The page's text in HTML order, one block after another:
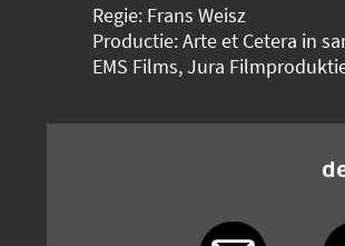
Regie: Frans Weisz
Productie: Arte et Cetera in
EMS Films, Jura